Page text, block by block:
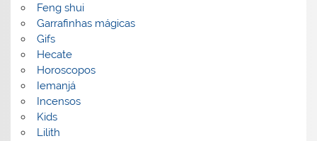
Feng shui
Garrafinhas mágicas
Gifs
Hecate
Horoscopos
Iemanjá
Incensos
Kids
Lilith